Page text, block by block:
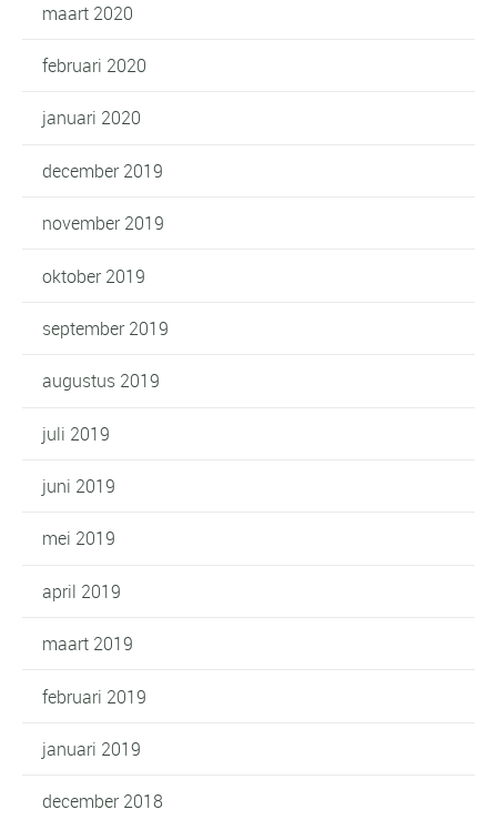
maart 2020
februari 2020
januari 2020
december 2019
november 2019
oktober 2019
september 2019
augustus 2019
juli 2019
juni 2019
mei 2019
april 2019
maart 2019
februari 2019
januari 2019
december 2018